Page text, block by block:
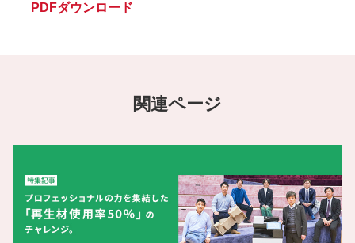
PDFダウンロード
関連ページ